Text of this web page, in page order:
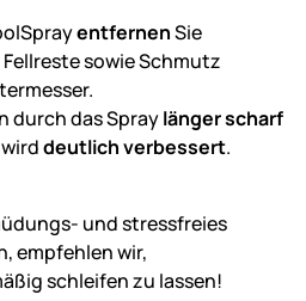
entfernenSie
sowie Schmutz
durch das Spraylänger scharf
deutlich verbessert.
und stressfreies
empfehlen wir,
schleifen zu lassen!